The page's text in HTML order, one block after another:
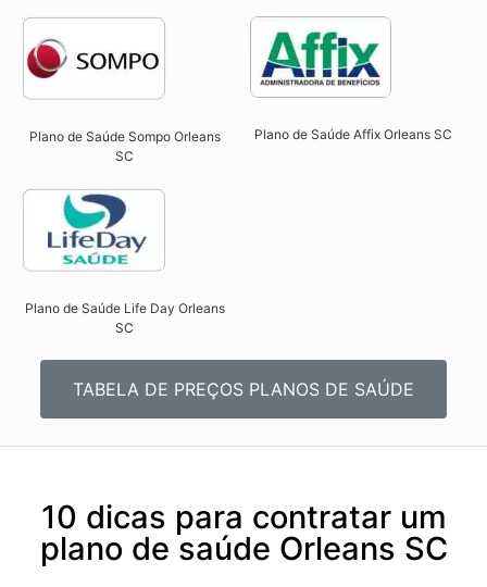
Plano de Saúde Sompo Orleans
SC​
Plano de Saúde Affix Orleans SC​
Plano de Saúde Life Day Orleans
SC
TABELA DE PREÇOS PLANOS DE SAÚDE
10 dicas para contratar um
plano de saúde Orleans SC